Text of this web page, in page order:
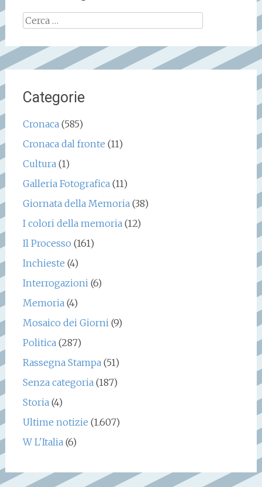
Ricerca
Categorie
Cronaca(585)
Cronaca dal fronte (11)
Cultura(1)
Galleria Fotografica(11)
Giornata della Memoria(38)
I colori della memoria(12)
Il Processo (161)
Inchieste (4)
Interrogazioni(6)
Memoria(4)
Mosaico dei Giorni(9)
Politica(287)
Rassegna Stampa(51)
Senza categoria(187)
Storia(4)
Ultime notizie (1.607)
W L'Italia(6)